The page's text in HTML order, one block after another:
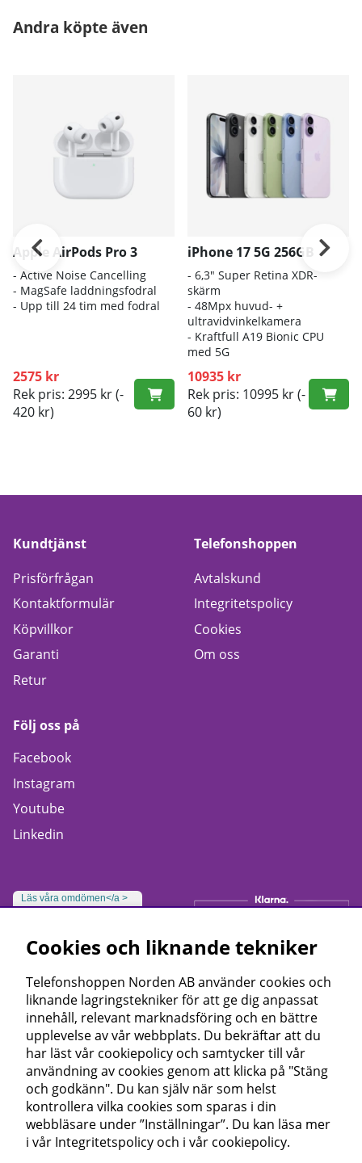
Andra köpte även
Apple AirPods Pro 3
- Active Noise Cancelling
- MagSafe laddningsfodral
- Upp till 24 tim med fodral
2575 kr
Rek pris: 2995 kr(-
420 kr)
iPhone 17 5G 256GB
- 6,3" Super Retina XDR-
skärm
- 48Mpx huvud- +
ultravidvinkelkamera
- Kraftfull A19 Bionic CPU
med 5G
10935 kr
Rek pris: 10995 kr(-
60 kr)
Kundtjänst
Prisförfrågan
Kontaktformulär
Köpvillkor
Garanti
Retur
Telefonshoppen
Avtalskund
Integritetspolicy
Cookies
Om oss
Följ oss på
Facebook
Instagram
Youtube
Linkedin
Läs våra omdömen</a >
Cookies och liknande tekniker
Telefonshoppen Norden AB använder cookies och
liknande lagringstekniker för att ge dig anpassat
innehåll, relevant marknadsföring och en bättre
upplevelse av vår webbplats. Du bekräftar att du
har läst vår cookiepolicy och samtycker till vår
användning av cookies genom att klicka på "Stäng
och godkänn". Du kan själv när som helst
kontrollera vilka cookies som sparas i din
webbläsare under ”Inställningar”. Du kan läsa mer
i vår Integritetspolicy och i vår cookiepolicy.